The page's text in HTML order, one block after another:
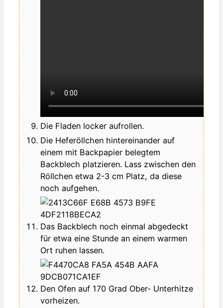
Die Fladen locker aufrollen.
Die Heferöllchen hintereinander auf
einem mit Backpapier belegtem
Backblech platzieren. Lass zwischen den
Röllchen etwa 2-3 cm Platz, da diese
noch aufgehen.
Das Backblech noch einmal abgedeckt
für etwa eine Stunde an einem warmen
Ort ruhen lassen.
Den Ofen auf 170 Grad Ober- Unterhitze
vorheizen.